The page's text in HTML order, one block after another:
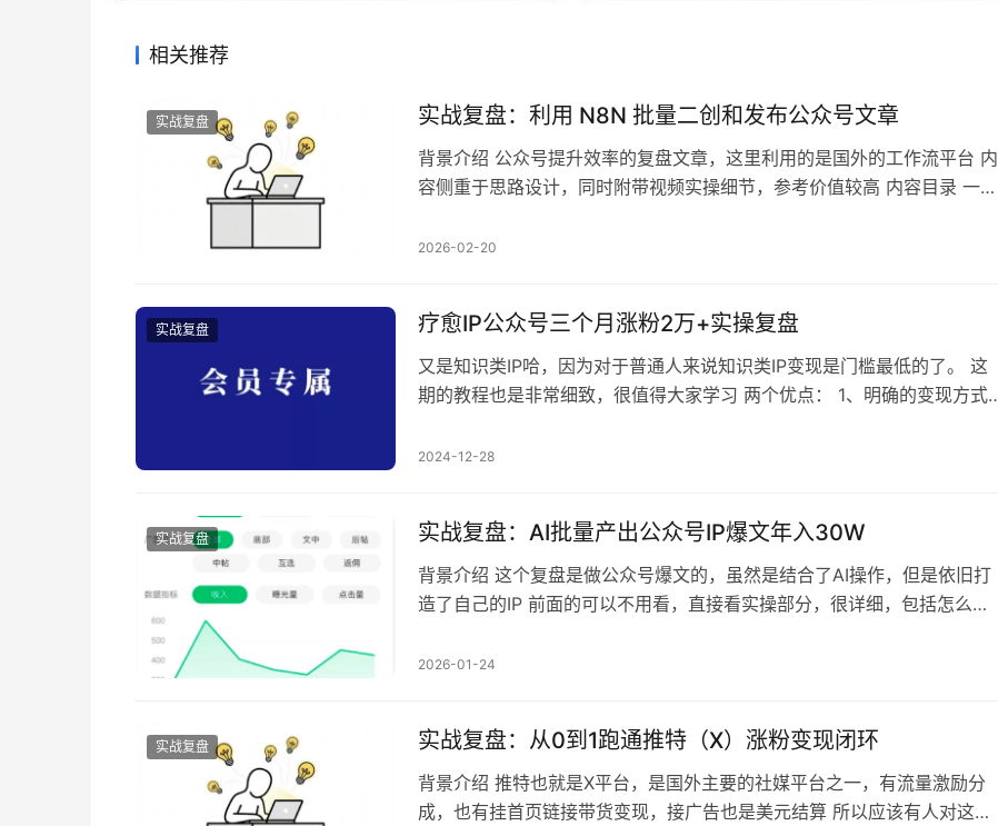
相关推荐
实战复盘 实战复盘：利用 N8N 批量二创和发布公众号文章
背景介绍 公众号提升效率的复盘文章，这里利用的是国外的工作流平台 内
容侧重于思路设计，同时附带视频实操细节，参考价值较高 内容目录 一、
视频效果展示与工作流实操拆解（长视频拆解n8n方法论逻辑，强.二、 工
2026-02-20
实战复盘 疗愈IP公众号三个月涨粉2万+实操复盘
又是知识类IP哈，因为对于普通人来说知识类IP变现是门槛最低的了。 这
期的教程也是非常细致，很值得大家学习 两个优点： 1、明确的变现方式
分写的很不错） 为什么要选择公众号作为下一个流量增长点？主要有3点
2024-12-28
实战复盘 实战复盘：AI批量产出公众号IP爆文年入30W
背景介绍 这个复盘是做公众号爆文的，虽然是结合了AI操作，但是依旧打
造了自己的IP 前面的可以不用看，直接看实操部分，很详细，包括怎么让
37000+字数 内容目录 垂直小号原创ip爆文操作步骤 (其它领域逻辑互
2026-01-24
实战复盘 实战复盘：从0到1跑通推特（X）涨粉变现闭环
背景介绍 推特也就是X平台，是国外主要的社媒平台之一，有流量激励分
成，也有挂首页链接带货变现，接广告也是美元结算 所以应该有人对这个